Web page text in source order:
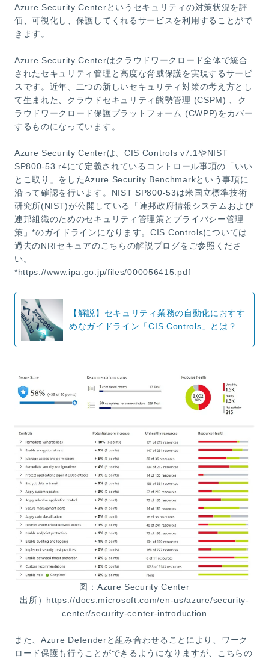
Azure Security Centerというセキュリティの対策状況を評
価、可視化し、保護してくれるサービスを利用することがで
きます。
Azure Security Centerはクラウドワークロード全体で統合
されたセキュリティ管理と高度な脅威保護を実現するサービ
スです。近年、二つの新しいセキュリティ対策の考え方とし
て生まれた、クラウドセキュリティ態勢管理 (CSPM) 、ク
ラウドワークロード保護プラットフォーム (CWPP)をカバー
するものになっています。
Azure Security Centerは、CIS Controls v7.1やNIST
SP800-53 r4にて定義されているコントロール事項の「いい
とこ取り」をしたAzure Security Benchmarkという事項に
沿って確認を行います。NIST SP800-53は米国立標準技術
研究所(NIST)が公開している「連邦政府情報システムおよび
連邦組織のためのセキュリティ管理策とプライバシー管理
策」*のガイドラインになります。CIS Controlsについては
過去のNRIセキュアのこちらの解説ブログをご参照くださ
い。
*https://www.ipa.go.jp/files/000056415.pdf
【解説】セキュリティ業務の自動化におすす
めなガイドライン「CIS Controls」とは？
図：Azure Security Center
出所）https://docs.microsoft.com/en-us/azure/security-
center/security-center-introduction
また、Azure Defenderと組み合わせることにより、ワーク
ロード保護も行うことができるようになりますが、こちらの